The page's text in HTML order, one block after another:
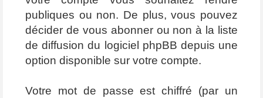
publiques ou non. De plus, vous pouvez
décider de vous abonner ou non à la liste
de diffusion du logiciel phpBB depuis une
option disponible sur votre compte.
Votre mot de passe est chiffré (par un